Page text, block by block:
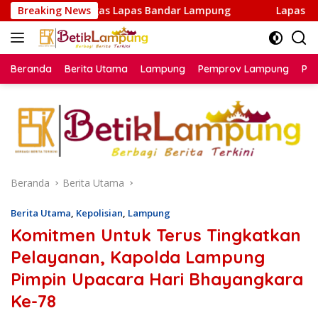
Langsung
ke
konten
Breaking News
Bandar Lampung Lapas Kelas I Bandar Lampung
Beranda Berita Utama Lampung Pemprov Lampung
Beranda Berita Utama
Berita Utama, Kepolisian, Lampung
Komitmen Untuk Terus Tingkatkan
Pelayanan, Kapolda Lampung
Pimpin Upacara Hari Bhayangkara
Ke-78